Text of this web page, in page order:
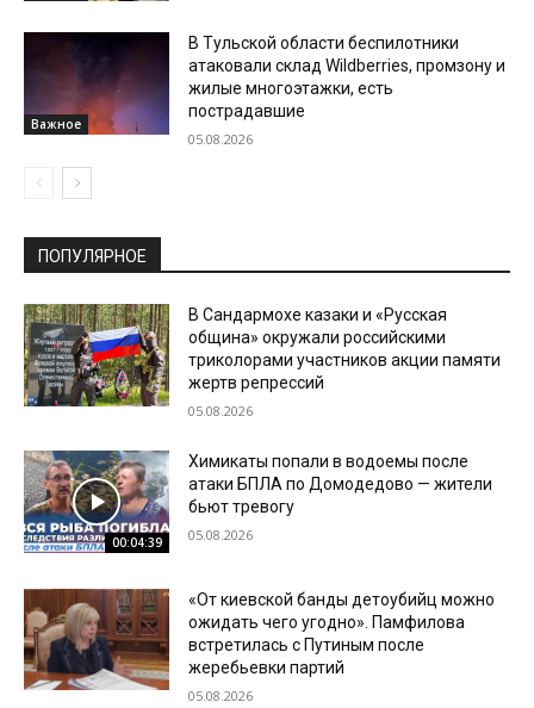
Важное
В Тульской области беспилотники
атаковали склад Wildberries, промзону и
жилые многоэтажки, есть
пострадавшие
05.08.2026
ПОПУЛЯРНОЕ
В Сандармохе казаки и «Русская
община» окружали российскими
триколорами участников акции памяти
жертв репрессий
05.08.2026
00:04:39
Химикаты попали в водоемы после
атаки БПЛА по Домодедово — жители
бьют тревогу
05.08.2026
«От киевской банды детоубийц можно
ожидать чего угодно». Памфилова
встретилась с Путиным после
жеребьевки партий
05.08.2026